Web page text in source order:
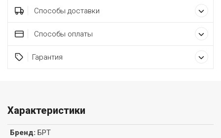
Способы доставки
Способы оплаты
Гарантия
Характеристики
Бренд: БРТ